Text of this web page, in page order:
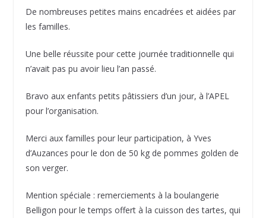
De nombreuses petites mains encadrées et aidées par
les familles.
Une belle réussite pour cette journée traditionnelle qui
n’avait pas pu avoir lieu l’an passé.
Bravo aux enfants petits pâtissiers d’un jour, à l’APEL
pour l’organisation.
Merci aux familles pour leur participation, à Yves
d’Auzances pour le don de 50 kg de pommes golden de
son verger.
Mention spéciale : remerciements à la boulangerie
Belligon pour le temps offert à la cuisson des tartes, qui